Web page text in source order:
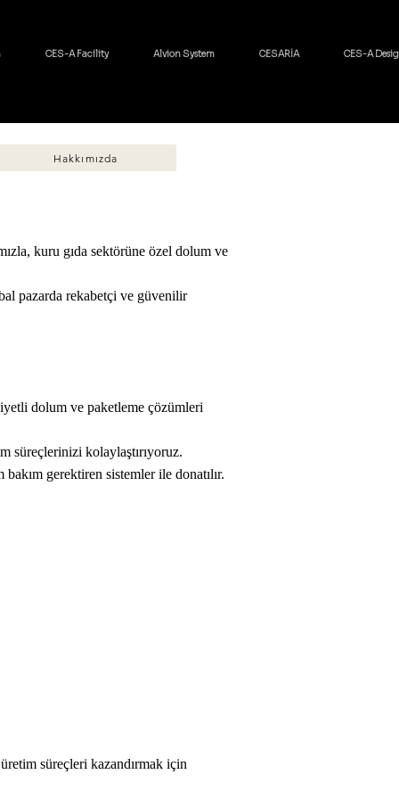
CES-A Facility Alvion System CESARİA CES-A
Hakkımızda
kuru gıda sektörüne özel dolum ve
pazarda rekabetçi ve güvenilir
dolum ve paketleme çözümleri
süreçlerinizi kolaylaştırıyoruz.
gerektiren sistemler ile donatılır.
süreçleri kazandırmak için